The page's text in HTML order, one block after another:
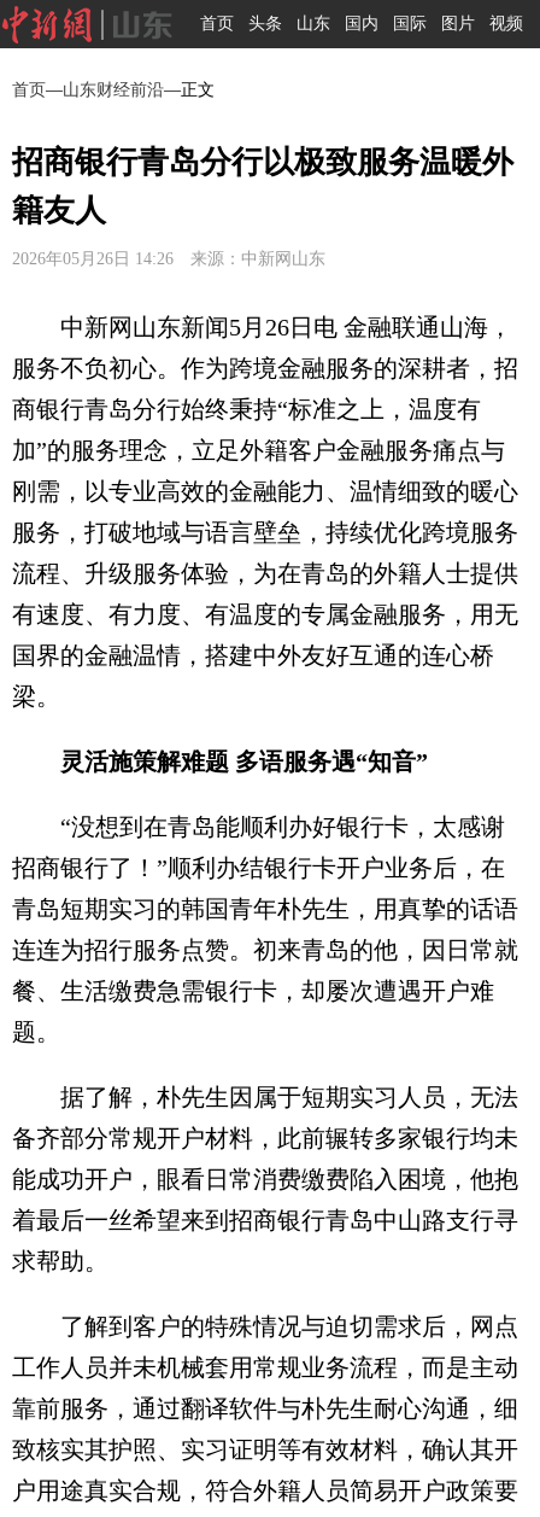
首页 头条 山东 国内 国际 图片 视频
首页—山东财经前沿—正文
招商银行青岛分行以极致服务温暖外
籍友人
2026年05月26日 14:26 来源：中新网山东
中新网山东新闻5月26日电 金融联通山海，
服务不负初心。作为跨境金融服务的深耕者，招
商银行青岛分行始终秉持“标准之上，温度有
加”的服务理念，立足外籍客户金融服务痛点与
刚需，以专业高效的金融能力、温情细致的暖心
服务，打破地域与语言壁垒，持续优化跨境服务
流程、升级服务体验，为在青岛的外籍人士提供
有速度、有力度、有温度的专属金融服务，用无
国界的金融温情，搭建中外友好互通的连心桥
梁。
灵活施策解难题 多语服务遇“知音”
“没想到在青岛能顺利办好银行卡，太感谢
招商银行了！”顺利办结银行卡开户业务后，在
青岛短期实习的韩国青年朴先生，用真挚的话语
连连为招行服务点赞。初来青岛的他，因日常就
餐、生活缴费急需银行卡，却屡次遭遇开户难
题。
据了解，朴先生因属于短期实习人员，无法
备齐部分常规开户材料，此前辗转多家银行均未
能成功开户，眼看日常消费缴费陷入困境，他抱
着最后一丝希望来到招商银行青岛中山路支行寻
求帮助。
了解到客户的特殊情况与迫切需求后，网点
工作人员并未机械套用常规业务流程，而是主动
靠前服务，通过翻译软件与朴先生耐心沟通，细
致核实其护照、实习证明等有效材料，确认其开
户用途真实合规，符合外籍人员简易开户政策要